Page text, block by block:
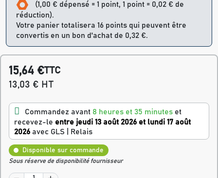
(1,00 € dépensé = 1 point, 1 point = 0,02 € de
réduction).
Votre panier totalisera 16 points qui peuvent être
convertis en un bon d'achat de 0,32 €.
15,64 €TTC
13,03 € HT
Commandez avant 8 heures et 35 minutes et
recevez-le entre jeudi 13 août 2026 et lundi 17 août
2026 avec GLS | Relais
Disponible sur commande
Sous réserve de disponibilité fournisseur